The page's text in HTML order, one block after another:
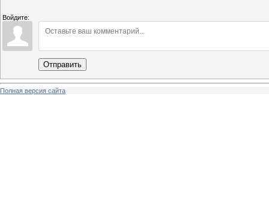
Войдите:
Отправить
Полная версия сайта